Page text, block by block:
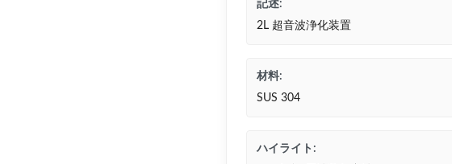
記述:
2L 超音波浄化装置
材料:
SUS 304
ハイライト: